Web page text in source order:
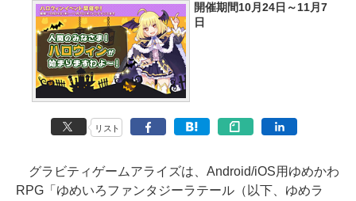
開催期間10月24日～11月7
日
リスト
グラビティゲームアライズは、Android/iOS用ゆめかわ
RPG「ゆめいろファンタジーラテール（以下、ゆめラ